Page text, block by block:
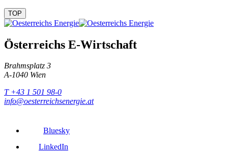
TOP
Österreichs E-Wirtschaft
Brahmsplatz 3
A-1040 Wien
T +43 1 501 98-0
info@oesterreichsenergie.at
Bluesky
LinkedIn